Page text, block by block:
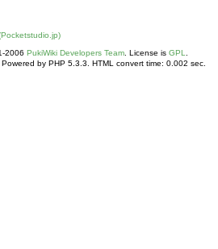
2006 PukiWiki Developers Team. License is GPL
Powered by PHP 5.3.3. HTML convert time: 0.002 sec.